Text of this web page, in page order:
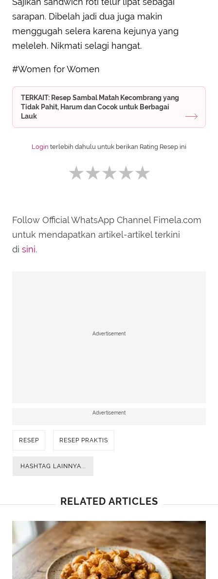
sarapan. Dibelah jadi dua juga makin
menggugah selera karena kejunya yang
meleleh. Nikmati selagi hangat.
#Women for Women
TERKAIT: Resep Sambal Matah Kecombrang yang
Tidak Pahit, Harum dan Cocok untuk Berbagai
Lauk
Login terlebih dahulu untuk berikan Rating Resep ini
SUBMIT REVIEW
Follow Official WhatsApp Channel Fimela.com
untuk mendapatkan artikel-artikel terkini
di sini.
Advertisement
Advertisement
RESEP RESEP PRAKTIS
HASHTAG LAINNYA...
RELATED ARTICLES